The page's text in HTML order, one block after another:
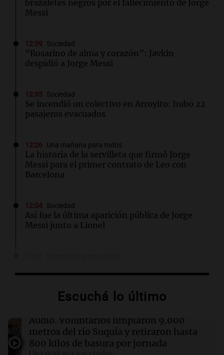
brazaletes negros por el fallecimiento de Jorge
Messi
12:39 Sociedad
“Rosarino de alma y corazón”: Javkin
despidió a Jorge Messi
12:35 Sociedad
Se incendió un colectivo en Arroyito: hubo 22
pasajeros evacuados
12:26 Una mañana para todos
La historia de la servilleta que firmó Jorge
Messi para el primer contrato de Leo con
Barcelona
12:04 Sociedad
Así fue la última aparición pública de Jorge
Messi junto a Lionel
hubiera llegado adonde llegó"
“Abrazo gigante, jefe”: el bar de la familia
Messi cerró sus puertas por duelo
Escuchá lo último
Audio. Voluntarios limpiaron 9.000
metros del río Suquía y retiraron hasta
800 kilos de basura por jornada